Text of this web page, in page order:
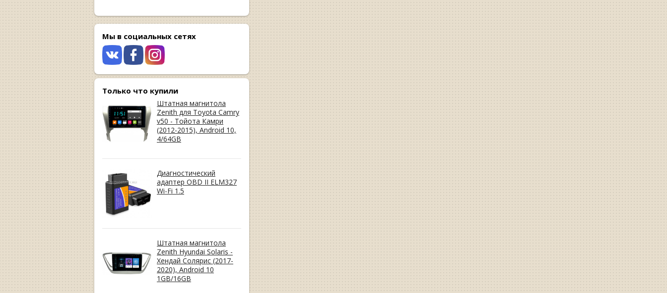
Мы в социальных сетях
Только что купили
Штатная магнитола
Zenith для Toyota Camry
v50 - Тойота Камри
(2012-2015), Android 10,
4/64GB
Диагностический
адаптер OBD II ELM327
Wi-Fi 1.5
Штатная магнитола
Zenith Hyundai Solaris -
Хендай Солярис (2017-
2020), Android 10
1GB/16GB